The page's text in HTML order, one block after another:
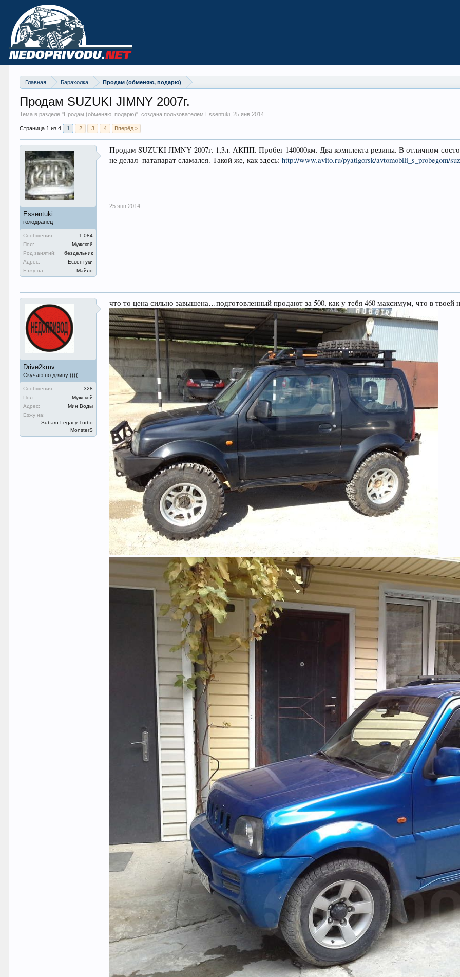
Главная Барахолка Продам (обменяю, подарю)
Продам SUZUKI JIMNY 2007г.
Тема в разделе "Продам (обменяю, подарю)", создана пользователем Essentuki,25 янв 2014
Страница 1 из 4 1 2 3 4 Вперёд >
Essentuki
голодранец
Сообщения:
1.084
Пол:
Мужской
Род занятий:
бездельник
Адрес:
Ессентуки
Езжу на:
Майло
Продам SUZUKI JIMNY 2007г. 1,3л. АКПП. Пробег 140000км. Два комплекта резины. В отличном
не делал- патапарат сламался. Такой же, как здесь:http://www.avito.ru/pyatigorsk/avtomobili_s_probegom/
25 янв 2014
Drive2kmv
Скучаю по джипу ((((
Сообщения:
328
Пол:
Мужской
Адрес:
Мин Воды
Езжу на:
Subaru Legacy Turbo
MonsterS
что то цена сильно завышена…подготовленный продают за 500, как у тебя 460 максимум, что в твоей